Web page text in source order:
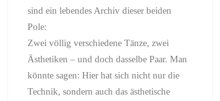
sind ein lebendes Archiv dieser beiden
Pole:
Zwei völlig verschiedene Tänze, zwei
Ästhetiken – und doch dasselbe Paar. Man
könnte sagen: Hier hat sich nicht nur die
Technik, sondern auch das ästhetische